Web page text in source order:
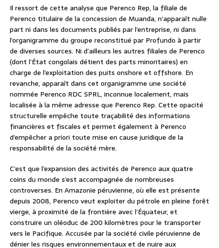
Il ressort de cette analyse que Perenco Rep, la filiale de
Perenco titulaire de la concession de Muanda, n’apparaît nulle
part ni dans les documents publiés par l’entreprise, ni dans
l’organigramme du groupe reconstitué par Profundo à partir
de diverses sources. Ni d’ailleurs les autres filiales de Perenco
(dont l’État congolais détient des parts minoritaires) en
charge de l’exploitation des puits onshore et offshore. En
revanche, apparaît dans cet organigramme une société
nommée Perenco RDC SPRL, inconnue localement, mais
localisée à la même adresse que Perenco Rep. Cette opacité
structurelle empêche toute traçabilité des informations
financières et fiscales et permet également à Perenco
d’empêcher a priori toute mise en cause juridique de la
responsabilité de la société mère.
C’est que l’expansion des activités de Perenco aux quatre
coins du monde s’est accompagnée de nombreuses
controverses. En Amazonie péruvienne, où elle est présente
depuis 2008, Perenco veut exploiter du pétrole en pleine forêt
vierge, à proximité de la frontière avec l’Équateur, et
construire un oléoduc de 200 kilomètres pour le transporter
vers le Pacifique. Accusée par la société civile péruvienne de
dénier les risques environnementaux et de nuire aux